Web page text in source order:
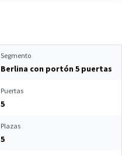
Segmento
Berlina con portón 5 puertas
Puertas
5
Plazas
5